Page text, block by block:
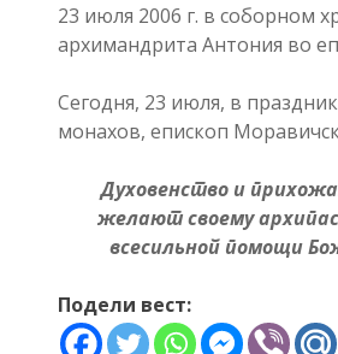
23 июля 2006 г. в соборном
архимандрита Антония во
Сегодня, 23 июля, в
монахов, епископ
Духовенство и
желают своему
всесильной помощи
Подели вест: